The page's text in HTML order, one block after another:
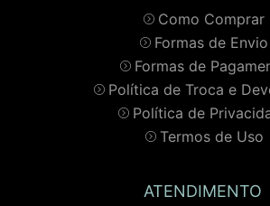
Como Comprar
Formas de Envio
Formas de
Política de Troca e
Política de
Termos de Uso
ATENDIMENTO